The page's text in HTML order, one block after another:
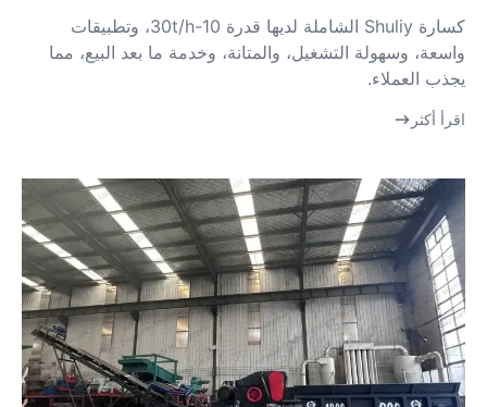
كسارة Shuliy الشاملة لديها قدرة 10-30t/h، وتطبيقات
واسعة، وسهولة التشغيل، والمتانة، وخدمة ما بعد البيع، مما
يجذب العملاء.
اقرأ أكثر